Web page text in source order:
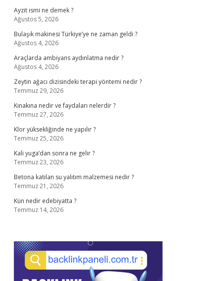
Ayzit ismi ne demek ?
Ağustos 5, 2026
Bulaşık makinesi Türkiye’ye ne zaman geldi ?
Ağustos 4, 2026
Araçlarda ambiyans aydınlatma nedir ?
Ağustos 4, 2026
Zeytin ağacı dizisindeki terapi yöntemi nedir ?
Temmuz 29, 2026
Kınakına nedir ve faydaları nelerdir ?
Temmuz 27, 2026
Klor yüksekliğinde ne yapılır ?
Temmuz 25, 2026
Kali yuga’dan sonra ne gelir ?
Temmuz 23, 2026
Betona katılan su yalıtım malzemesi nedir ?
Temmuz 21, 2026
Kün nedir edebiyatta ?
Temmuz 14, 2026